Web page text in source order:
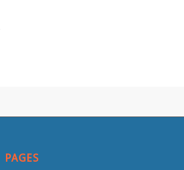
PAGES